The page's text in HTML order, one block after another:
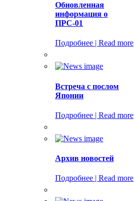
Обновленная
информация о
ПРС-01
Подробнее | Read more
Встреча с послом
Японии
Подробнее | Read more
Архив новостей
Подробнее | Read more